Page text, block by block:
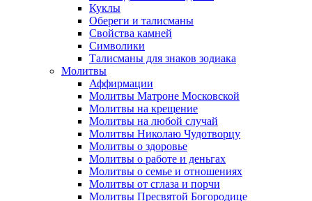
Куклы
Обереги и талисманы
Свойства камней
Символики
Талисманы для знаков зодиака
Молитвы
Аффирмации
Молитвы Матроне Московской
Молитвы на крещение
Молитвы на любой случай
Молитвы Николаю Чудотворцу
Молитвы о здоровье
Молитвы о работе и деньгах
Молитвы о семье и отношениях
Молитвы от сглаза и порчи
Молитвы Пресвятой Богородице